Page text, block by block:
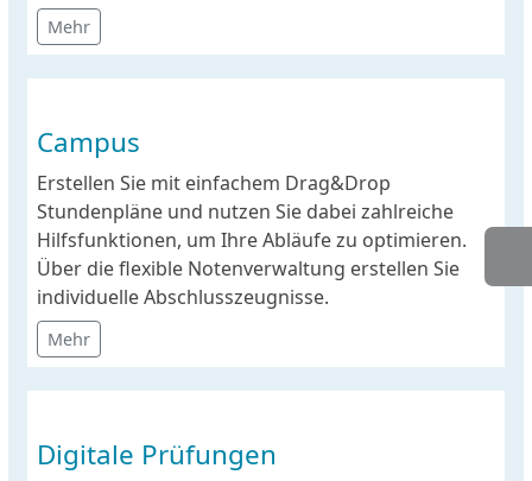
Mehr
Campus
Erstellen Sie mit einfachem Drag&Drop
Stundenpläne und nutzen Sie dabei zahlreiche
Hilfsfunktionen, um Ihre Abläufe zu optimieren.
Über die flexible Notenverwaltung erstellen Sie
individuelle Abschlusszeugnisse.
Mehr
Digitale Prüfungen